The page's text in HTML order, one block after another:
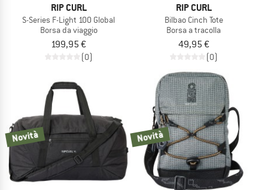
RIP CURL
S-Series F-Light 100 Global
Borsa da viaggio
199,95 €
(0)
RIP CURL
Bilbao Cinch Tote
Borsa a tracolla
49,95 €
(0)
Novità Novità